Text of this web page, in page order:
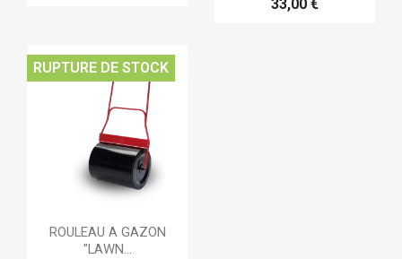
33,00 €
ROULEAU A GAZON
"LAWN...
RUPTURE DE STOCK